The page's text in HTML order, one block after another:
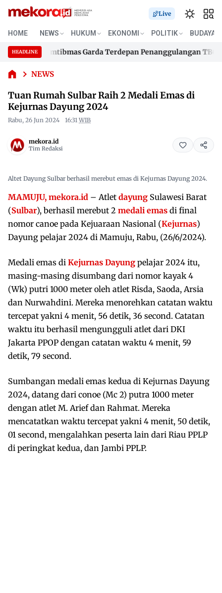
Live
HOME NEWS HUKUM EKONOMI POLITIK BUDAYA
HEADLINE Garda Terdepan Penanggulangan TBC Lewat
Garda Terdepan Penanggulangan TBC Lewat
NEWS
Tuan
Sulbar
Medali
Kejurnas
Dayung
2024
Tuan Rumah Sulbar Raih 2 Medali Emas di
Kejurnas Dayung 2024
Rabu, 26 Jun 2024 16:31 WIB
mekora.id
Tim Redaksi
Altet Dayung Sulbar berhasil merebut emas di Kejurnas Dayung 2024.
MAMUJU, mekora.id – Atlet dayung Sulawesi Barat
(Sulbar), berhasil merebut 2 medali emas di final
nomor canoe pada Kejuaraan Nasional (Kejurnas)
Dayung pelajar 2024 di Mamuju, Rabu, (26/6/2024).
Medali emas di Kejurnas Dayung pelajar 2024 itu,
masing-masing disumbang dari nomor kayak 4
(Wk) putri 1000 meter oleh atlet Risda, Saoda, Arsia
dan Nurwahdini. Mereka menorehkan catatan waktu
tercepat yakni 4 menit, 56 detik, 36 second. Catatan
waktu itu berhasil mengungguli atlet dari DKI
Jakarta PPOP dengan catatan waktu 4 menit, 59
detik, 79 second.
Sumbangan medali emas kedua di Kejurnas Dayung
2024, datang dari conoe (Mc 2) putra 1000 meter
dengan atlet M. Arief dan Rahmat. Mereka
mencatatkan waktu tercepat yakni 4 menit, 50 detik,
01 second, mengalahkan peserta lain dari Riau PPLP
di peringkat kedua, dan Jambi PPLP.